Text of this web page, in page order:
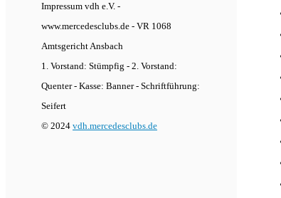
Impressum vdh e.V. -
www.mercedesclubs.de - VR 1068
Amtsgericht Ansbach
1. Vorstand: Stümpfig - 2. Vorstand:
Quenter - Kasse: Banner - Schriftführung:
Seifert
© 2024 vdh.mercedesclubs.de